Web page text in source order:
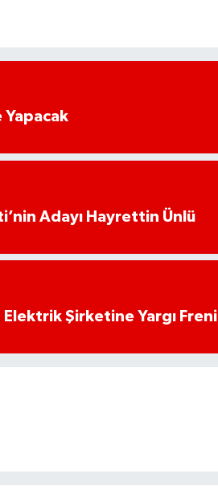
Yapacak
Adayı Hayrettin Ünlü
Şirketine Yargı Freni